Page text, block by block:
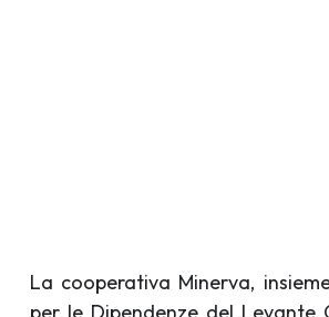
La cooperativa Minerva,
per le Dipendenze del Levante